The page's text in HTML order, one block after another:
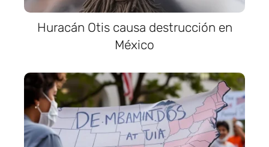
Huracán Otis causa destrucción en
México